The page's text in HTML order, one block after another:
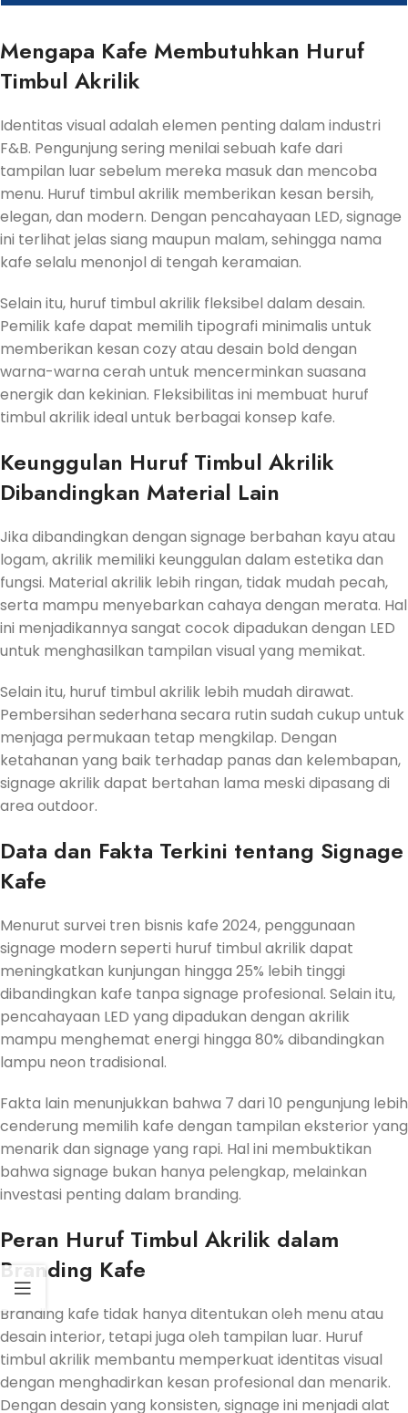
Mengapa Kafe Membutuhkan Huruf
Timbul Akrilik
Identitas visual adalah elemen penting dalam industri
F&B. Pengunjung sering menilai sebuah kafe dari
tampilan luar sebelum mereka masuk dan mencoba
menu. Huruf timbul akrilik memberikan kesan bersih,
elegan, dan modern. Dengan pencahayaan LED, signage
ini terlihat jelas siang maupun malam, sehingga nama
kafe selalu menonjol di tengah keramaian.
Selain itu, huruf timbul akrilik fleksibel dalam desain.
Pemilik kafe dapat memilih tipografi minimalis untuk
memberikan kesan cozy atau desain bold dengan
warna-warna cerah untuk mencerminkan suasana
energik dan kekinian. Fleksibilitas ini membuat huruf
timbul akrilik ideal untuk berbagai konsep kafe.
Keunggulan Huruf Timbul Akrilik
Dibandingkan Material Lain
Jika dibandingkan dengan signage berbahan kayu atau
logam, akrilik memiliki keunggulan dalam estetika dan
fungsi. Material akrilik lebih ringan, tidak mudah pecah,
serta mampu menyebarkan cahaya dengan merata. Hal
ini menjadikannya sangat cocok dipadukan dengan LED
untuk menghasilkan tampilan visual yang memikat.
Selain itu, huruf timbul akrilik lebih mudah dirawat.
Pembersihan sederhana secara rutin sudah cukup untuk
menjaga permukaan tetap mengkilap. Dengan
ketahanan yang baik terhadap panas dan kelembapan,
signage akrilik dapat bertahan lama meski dipasang di
area outdoor.
Data dan Fakta Terkini tentang Signage
Kafe
Menurut survei tren bisnis kafe 2024, penggunaan
signage modern seperti huruf timbul akrilik dapat
meningkatkan kunjungan hingga 25% lebih tinggi
dibandingkan kafe tanpa signage profesional. Selain itu,
pencahayaan LED yang dipadukan dengan akrilik
mampu menghemat energi hingga 80% dibandingkan
lampu neon tradisional.
Fakta lain menunjukkan bahwa 7 dari 10 pengunjung lebih
cenderung memilih kafe dengan tampilan eksterior yang
menarik dan signage yang rapi. Hal ini membuktikan
bahwa signage bukan hanya pelengkap, melainkan
investasi penting dalam branding.
Peran Huruf Timbul Akrilik dalam
Branding Kafe
Branding kafe tidak hanya ditentukan oleh menu atau
desain interior, tetapi juga oleh tampilan luar. Huruf
timbul akrilik membantu memperkuat identitas visual
dengan menghadirkan kesan profesional dan menarik.
Dengan desain yang konsisten, signage ini menjadi alat